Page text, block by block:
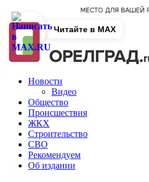
Новости
Видео
Общество
Происшествия
ЖКХ
Строительство
СВО
Рекомендуем
Об издании
Читайте в MAX